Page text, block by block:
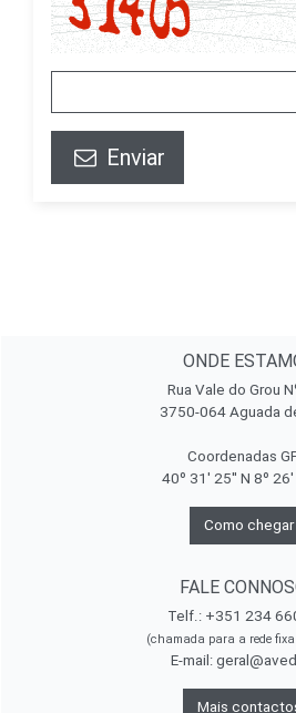
Enviar
ONDE
Rua Vale do Grou
3750-064 Aguada
Coordenadas
40º 31' 25'' N 8º
Como chegar
FALE
Telf.: +351 234
(chamada para a rede
E-mail:
Mais